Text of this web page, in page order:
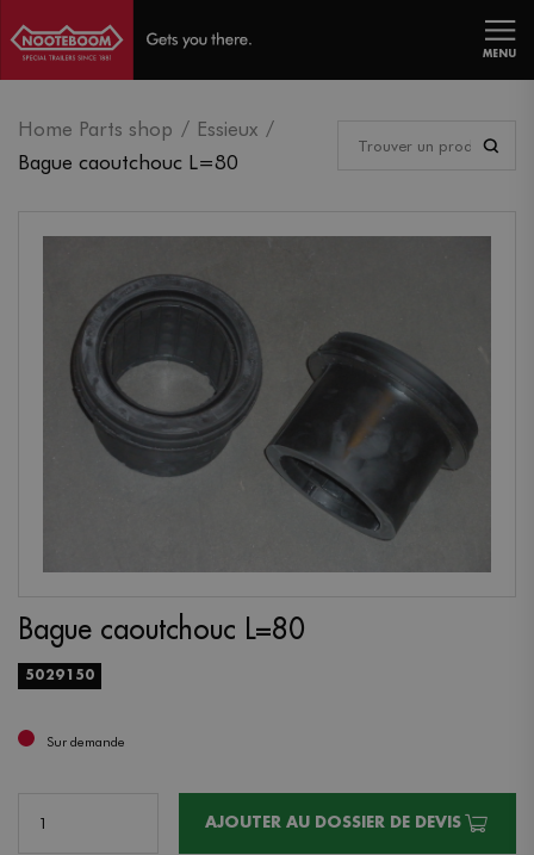
MENU
Home Parts shop
Essieux
Bague caoutchouc L=80
Bague caoutchouc L=80
5029150
Sur demande
AJOUTER AU DOSSIER DE DEVIS